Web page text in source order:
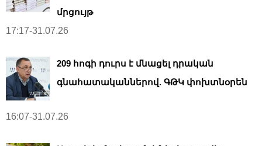
մրցույթ
17:17-31.07.26
209 հոգի դուրս է մնացել դրական
գնահատականներով. ԳԹԿ փոխտնօրեն
16:07-31.07.26